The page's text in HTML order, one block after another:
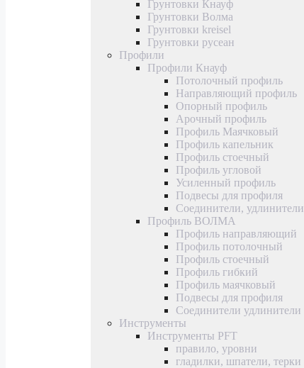
Грунтовки Кнауф
Грунтовки Волма
Грунтовки kreisel
Грунтовки русеан
Профили
Профили Кнауф
Потолочный профиль
Направляющий профиль
Опорный профиль
Арочный профиль
Профиль Маячковый
Профиль капельник
Профиль стоечный
Профиль угловой
Усиленный профиль
Подвесы для профиля
Соединители, удлинители
Профиль ВОЛМА
Профиль направляющий
Профиль потолочный
Профиль стоечный
Профиль гибкий
Профиль маячковый
Подвесы для профиля
Соединители удлинители
Инструменты
Инструменты PFT
правило, уровни
гладилки, шпатели, терки